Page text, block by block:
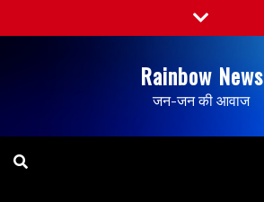
Rainbow News
जन-जन की आवाज